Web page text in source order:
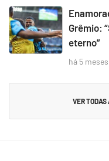
Grêmio:
eterno”
há 5 meses
VER TODAS